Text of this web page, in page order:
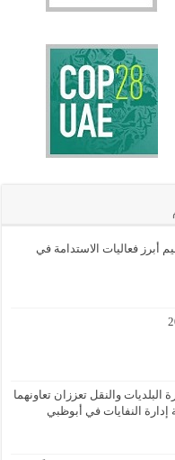
أبرز فعاليات الاستدامة في
البلديات والنقل تعززان تعاونهما
النفايات في أبوظبي